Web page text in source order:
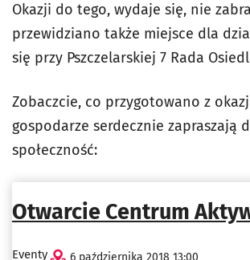
Okazji do tego, wydaje się, nie
przewidziano także miejsce dla
się przy Pszczelarskiej 7 Rada
Zobaczcie, co przygotowano z
gospodarze serdecznie
społeczność:
Otwarcie Centrum
Eventy
6 października 2018 13:00